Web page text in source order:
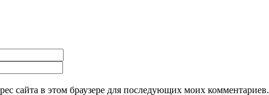
сайта в этом браузере для последующих моих комментариев.